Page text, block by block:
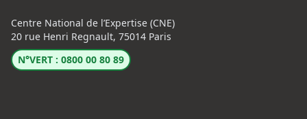
Centre National de l’Expertise (CNE)
20 rue Henri Regnault, 75014 Paris
N°VERT : 0800 00 80 89